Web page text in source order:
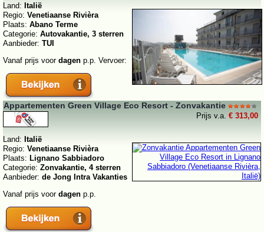
Land: Italië
Regio: Venetiaanse Rivièra
Plaats: Abano Terme
Categorie: Autovakantie, 3 sterren
Aanbieder: TUI
Vanaf prijs voor dagen p.p. Vervoer:
Appartementen Green Village Eco Resort - Zonvakantie
Prijs v.a. € 313,00
Land: Italië
Regio: Venetiaanse Rivièra
Plaats: Lignano Sabbiadoro
Categorie: Zonvakantie, 4 sterren
Aanbieder: de Jong Intra Vakanties
Vanaf prijs voor dagen p.p.